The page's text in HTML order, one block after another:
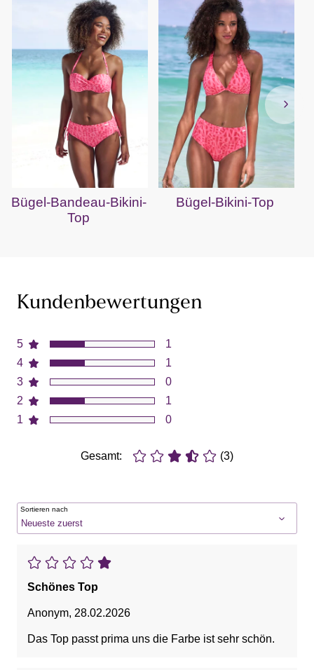
Bügel-Bandeau-Bikini-
Top
Bügel-Bikini-Top
Kundenbewertungen
5
4
3
2
1
1
1
0
1
0
Gesamt: (3)
Sortieren nach
Schönes Top
Anonym, 28.02.2026
Das Top passt prima uns die Farbe ist sehr schön.